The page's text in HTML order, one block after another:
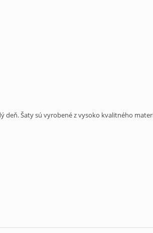
deň. Šaty sú vyrobené z vysoko kvalitného